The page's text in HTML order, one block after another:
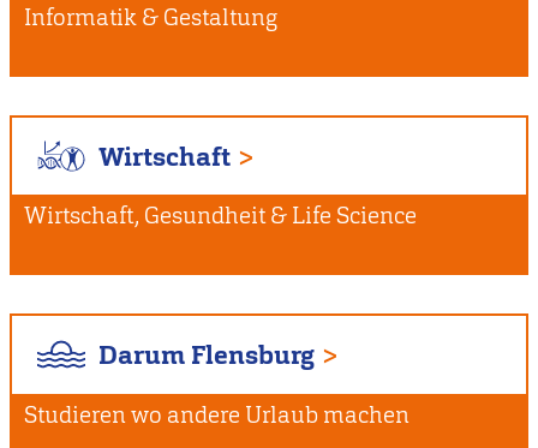
Informatik & Gestaltung
Wirtschaft
Wirtschaft, Gesundheit & Life Science
Darum Flensburg
Studieren wo andere Urlaub machen